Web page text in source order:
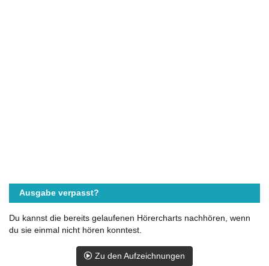
Ausgabe verpasst?
Du kannst die bereits gelaufenen Hörercharts nachhören, wenn
du sie einmal nicht hören konntest.
Zu den Aufzeichnungen